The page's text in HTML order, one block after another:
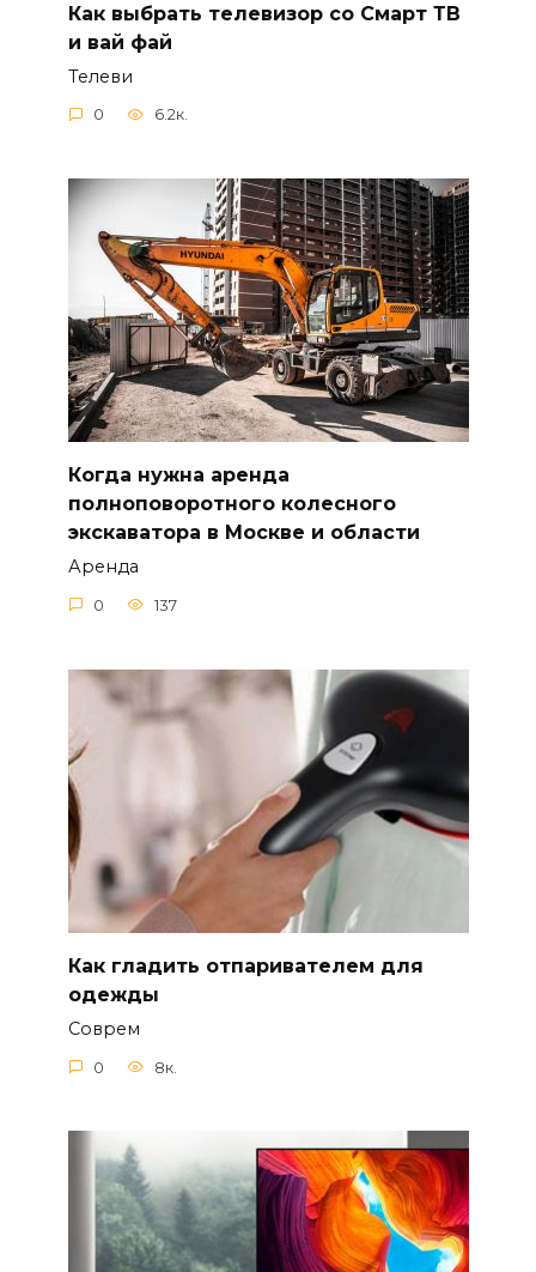
Как выбрать телевизор со Смарт ТВ
и вай фай
Телеви
0 6.2к.
Когда нужна аренда
полноповоротного колесного
экскаватора в Москве и области
Аренда
0 137
Как гладить отпаривателем для
одежды
Соврем
0 8к.